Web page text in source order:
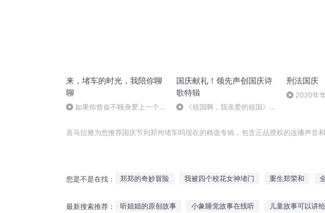
来，堵车的时光，我陪你聊
聊
如果你曾奋不顾身爱上一个人
国庆献礼！领先声创国庆诗
歌特辑
《祖国啊，我亲爱的祖国》温
刑法国庆
2020年
喜马拉雅为您推荐国庆节到郑州堵车吗现在的精选专辑，包含正品授权的连播声音
您是不是在找： 郑郑的奇妙冒险 我被四个校花女神堵门 重生郑荣和
最新搜索推荐： 听姐姐的原创故事 小象睡觉故事在线听 儿童故事可以讲